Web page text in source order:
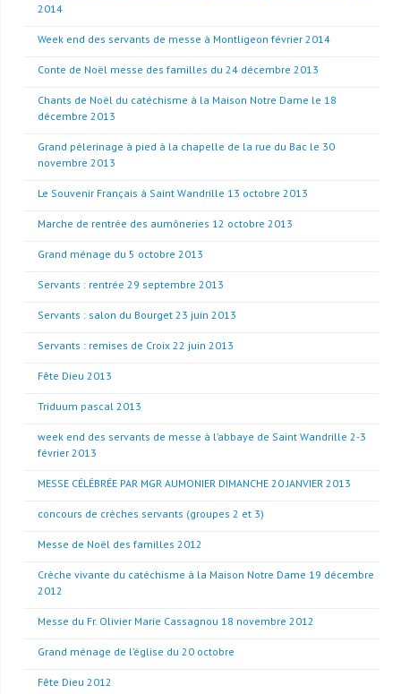
2014
Week end des servants de messe à Montligeon février 2014
Conte de Noël messe des familles du 24 décembre 2013
Chants de Noël du catéchisme à la Maison Notre Dame le 18
décembre 2013
Grand pèlerinage à pied à la chapelle de la rue du Bac le 30
novembre 2013
Le Souvenir Français à Saint Wandrille 13 octobre 2013
Marche de rentrée des aumôneries 12 octobre 2013
Grand ménage du 5 octobre 2013
Servants : rentrée 29 septembre 2013
Servants : salon du Bourget 23 juin 2013
Servants : remises de Croix 22 juin 2013
Fête Dieu 2013
Triduum pascal 2013
week end des servants de messe à l’abbaye de Saint Wandrille 2-3
février 2013
MESSE CÉLÉBRÉE PAR MGR AUMONIER DIMANCHE 20 JANVIER 2013
concours de crèches servants (groupes 2 et 3)
Messe de Noël des familles 2012
Crèche vivante du catéchisme à la Maison Notre Dame 19 décembre
2012
Messe du Fr. Olivier Marie Cassagnou 18 novembre 2012
Grand ménage de l’église du 20 octobre
Fête Dieu 2012